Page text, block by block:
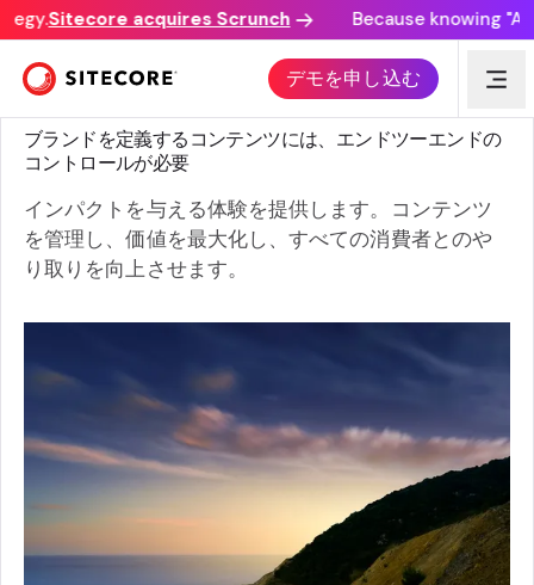
Sitecore acquires Scrunch Because knowing
デモを申し込む
ガイド
ブランドを定義するコンテンツには、エンドツーエンドの
コントロールが必要
インパクトを与える体験を提供します。コンテンツ
を管理し、価値を最大化し、すべての消費者とのや
り取りを向上させます。